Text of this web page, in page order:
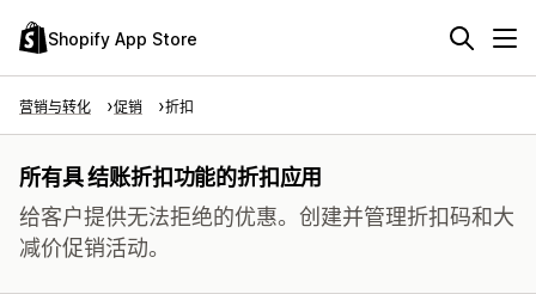
Shopify App Store
营销与转化 促销 折扣
所有具 结账折扣功能的折扣应用
给客户提供无法拒绝的优惠。创建并管理折扣码和大
减价促销活动。